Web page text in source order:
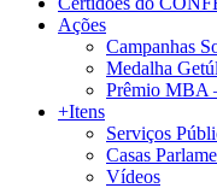
Ações
Campanhas
Medalha
Prêmio MBA
+Itens
Serviços
Casas
Vídeos